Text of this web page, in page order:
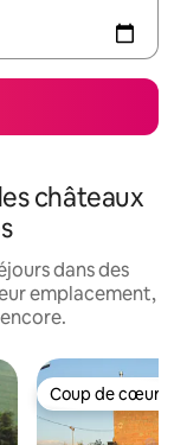
châteaux
dans des
emplacement,
Coup de cœur
Coup de cœur